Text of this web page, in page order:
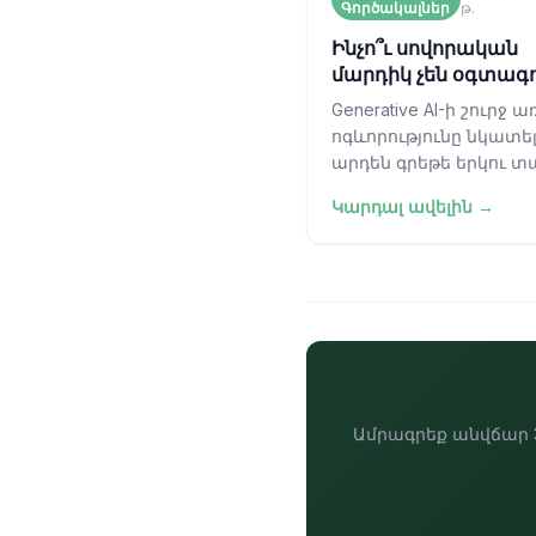
Գործակալներ
թ.
Ինչո՞ւ սովորական
մարդիկ չեն
AI գործակալներ
Generative AI-ի շուրջ
ոգևորությունը
արդեն գրեթե երկու
խոշոր լեզվական
Կարդալ ավելին →
Ամրագրեք անվճար